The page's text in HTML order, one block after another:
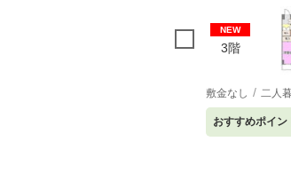
NEW
3階
敷金なし 二人
おすすめポイン